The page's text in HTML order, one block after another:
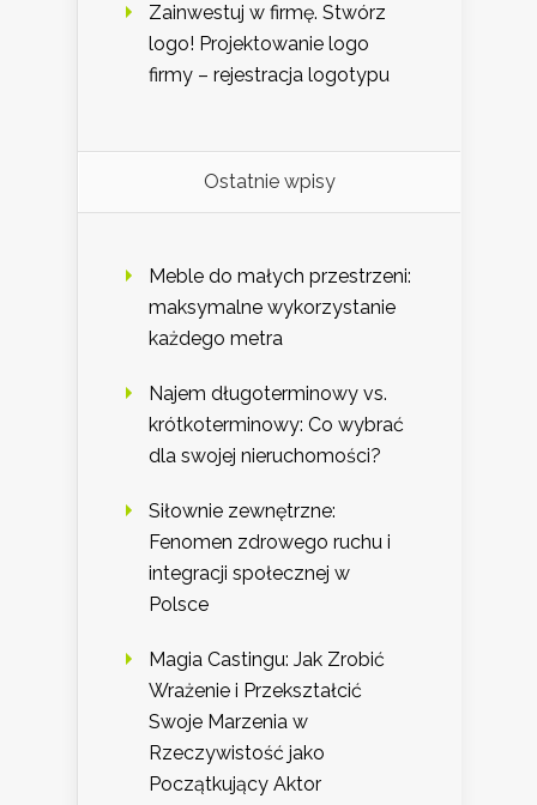
Zainwestuj w firmę. Stwórz
logo! Projektowanie logo
firmy – rejestracja logotypu
Ostatnie wpisy
Meble do małych przestrzeni:
maksymalne wykorzystanie
każdego metra
Najem długoterminowy vs.
krótkoterminowy: Co wybrać
dla swojej nieruchomości?
Siłownie zewnętrzne:
Fenomen zdrowego ruchu i
integracji społecznej w
Polsce
Magia Castingu: Jak Zrobić
Wrażenie i Przekształcić
Swoje Marzenia w
Rzeczywistość jako
Początkujący Aktor